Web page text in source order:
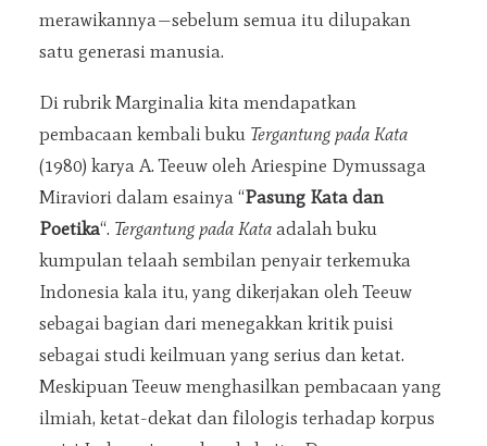
merawikannya—sebelum semua itu dilupakan
satu generasi manusia.
Di rubrik Marginalia kita mendapatkan
pembacaan kembali buku Tergantungpada Kata
(1980) karya A. Teeuw oleh Ariespine Dymussaga
Miraviori dalam esainya “Pasung Kata dan
Poetika“. Tergantung pada Kata adalah buku
kumpulan telaah sembilan penyair terkemuka
Indonesia kala itu, yang dikerjakan oleh Teeuw
sebagai bagian dari menegakkan kritik puisi
sebagai studi keilmuan yang serius dan ketat.
Meskipuan Teeuw menghasilkan pembacaan yang
ilmiah, ketat-dekat dan filologis terhadap korpus